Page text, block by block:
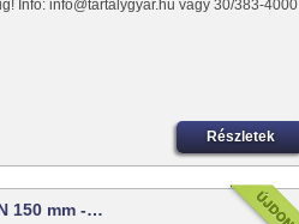
Info: info@tartalygyar.hu vagy 30/383-4000
Részletek
150 mm -…